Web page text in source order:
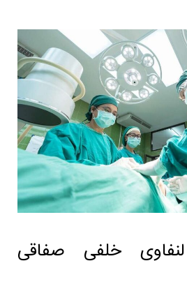
خلفی صفاقی